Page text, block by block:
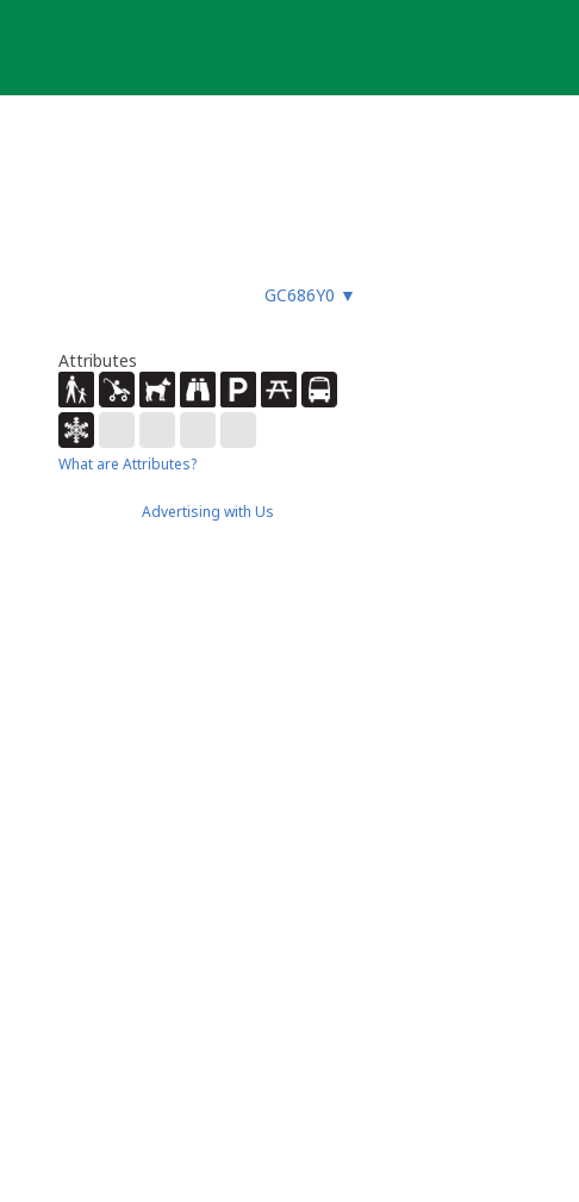
GC686Y0 ▼
Attributes
What are Attributes?
Advertising with Us